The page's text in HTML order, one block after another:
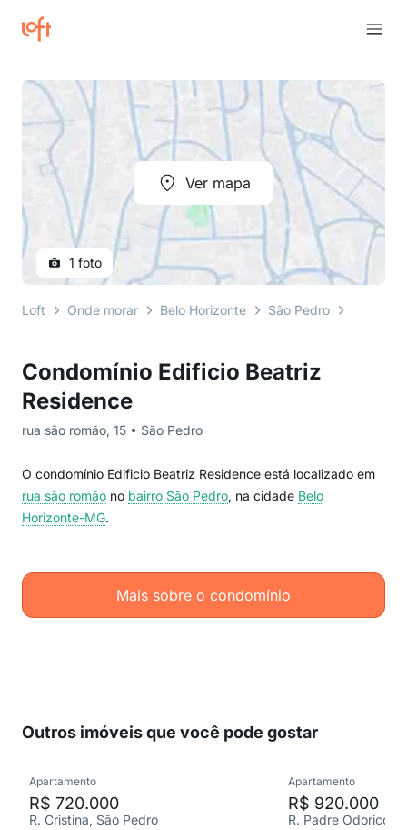
Condomínio Edificio Beatriz
Residence
rua são romão, 15 • São Pedro
O condomínio Edificio Beatriz Residence está localizado em
rua são romão no bairro São Pedro, na cidade Belo
Horizonte-MG.
Mais sobre o condomínio
Ver mapa
1 foto
Loft Onde morar Belo Horizonte São Pedro
Outros imóveis que você pode gostar
Apartamento
R$ 720.000
R. Cristina, São Pedro
Apartamento
R$ 920.000
R. Padre Odorico,